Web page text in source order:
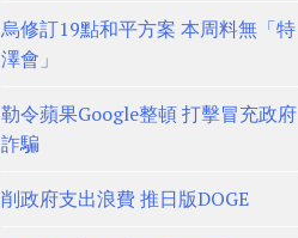
烏修訂19點和平方案 本周料無「特
澤會」
勒令蘋果Google整頓 打擊冒充政府
詐騙
削政府支出浪費 推日版DOGE